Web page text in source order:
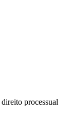
processual